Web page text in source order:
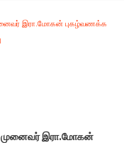
முனைவர் இரா.மோகன்